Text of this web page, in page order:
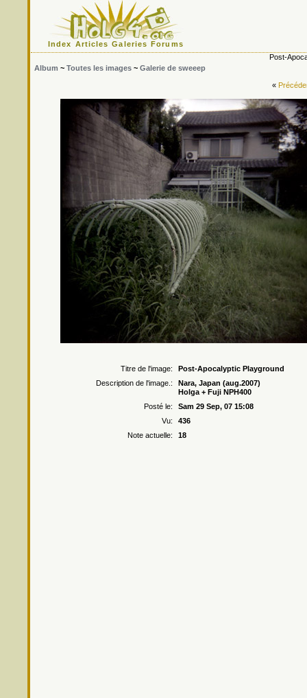
Index Articles Galeries Forums
Post-
Album ~ Toutes les images ~ Galerie de sweeep
«
Titre de l'image:
Post-Apocalyptic Playground
Description de l'image.:
Nara, Japan (aug.2007)
Holga + Fuji NPH400
Posté le:
Sam 29 Sep, 07 15:08
Vu:
436
Note actuelle:
18